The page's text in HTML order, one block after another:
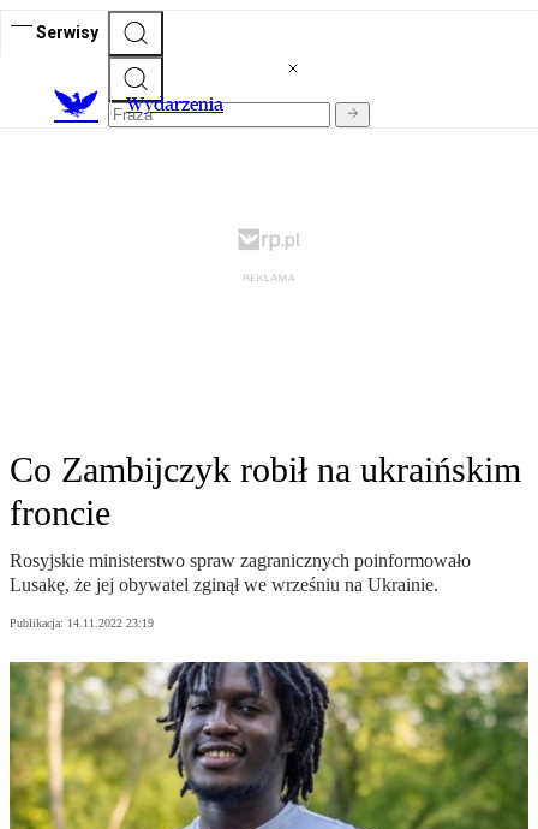
Serwisy
Wydarzenia
Co Zambijczyk robił na ukraińskim
froncie
Rosyjskie ministerstwo spraw zagranicznych poinformowało
Lusakę, że jej obywatel zginął we wrześniu na Ukrainie.
Publikacja: 14.11.2022 23:19